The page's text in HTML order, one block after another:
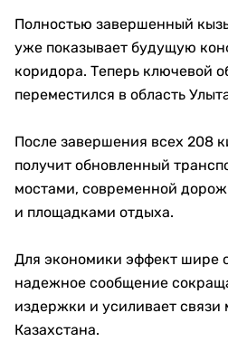
Полностью завершенный
уже показывает будущую
коридора. Теперь ключевой
переместился в область
После завершения всех 208
получит обновленный
мостами, современной
и площадками отдыха.
Для экономики эффект шире
надежное сообщение
издержки и усиливает
Казахстана.